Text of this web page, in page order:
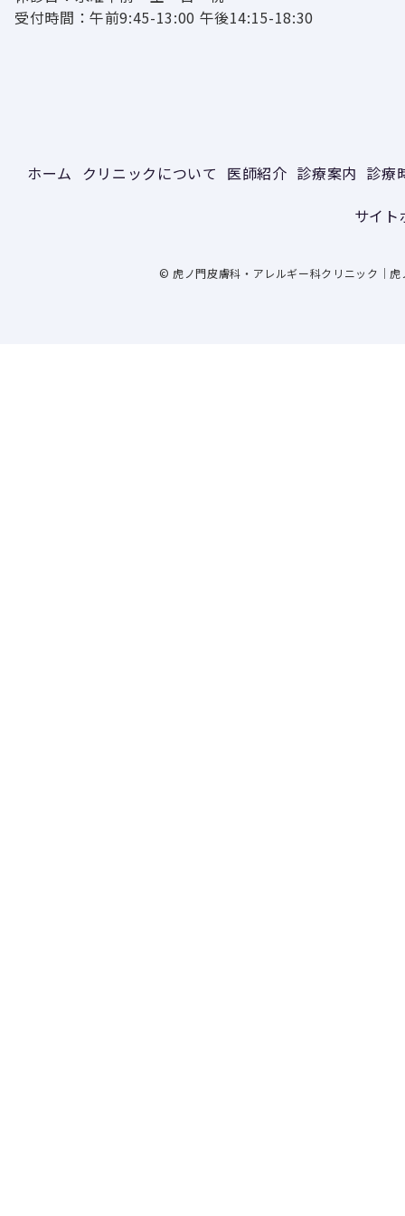
受付時間：午前9:45-13:00 午後14:15-18:30
ホーム クリニックについて 医師紹介 診療案内 診療
サイト
© 虎ノ門皮膚科・アレルギー科クリニック｜